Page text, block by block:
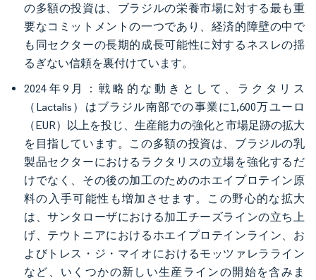
の多額の投資は、ブラジルの栄養市場に対する最も重
要なコミットメントの一つであり、経済的障壁の中で
も同セクターの長期的成長可能性に対するネスレの揺
るぎない信頼を裏付けています。
2024年9月：戦略的な動きとして、ラクタリス
（Lactalis）はブラジル南部での事業に1,600万ユーロ
（EUR）以上を投じ、生産能力の強化と市場足跡の拡大
を目指しています。この多額の投資は、ブラジルの乳
製品セクターにおけるラクタリスの立場を強化するだ
けでなく、その後の加工のためのホエイプロテイン原
料の入手可能性も増加させます。この野心的な拡大
は、サンタローザにおける加工チーズラインの立ち上
げ、テウトニアにおけるホエイプロテインライン、お
よびトレス・ジ・マイオにおけるモッツァレラライン
など、いくつかの新しい生産ラインの開始を含みま